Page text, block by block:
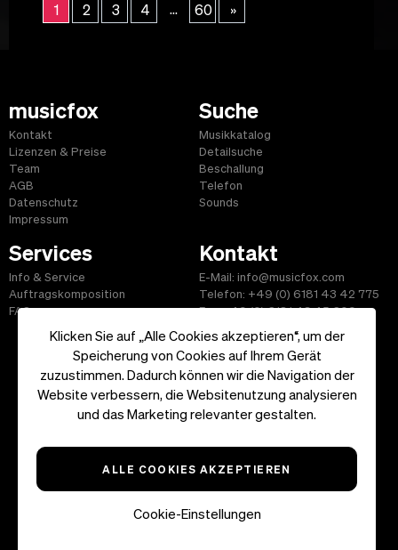
Klicken Sie auf „Alle Cookies akzeptieren“, um der
Speicherung von Cookies auf Ihrem Gerät
zuzustimmen. Dadurch können wir die Navigation der
Website verbessern, die Websitenutzung analysieren
und das Marketing relevanter gestalten.
ALLE COOKIES AKZEPTIEREN
Cookie-Einstellungen
1 2 3 4 ... 60 »
musicfox
Kontakt
Lizenzen & Preise
Team
AGB
Datenschutz
Impressum
Suche
Musikkatalog
Detailsuche
Beschallung
Telefon
Sounds
Services
Info & Service
Auftragskomposition
FAQ
Kontakt
E-Mail: info@musicfox.com
Telefon: +49 (0) 6181 43 42 775
Fax: +49 (0) 6181 43 45 609
Start|Informationen|AGB|Kontakt
Copyright ©2026 musicfox.com - Gemafreie Musik. All Rights